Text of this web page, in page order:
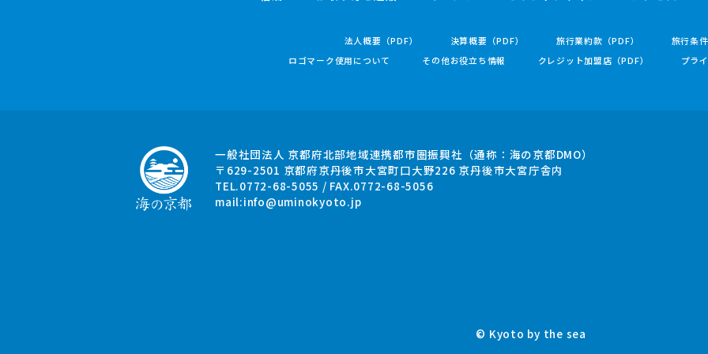
法人概要（PDF） 決算概要（PDF） 旅行業約款（PDF）
旅行条
ロゴマーク使用について
その他お役立ち情報 クレジット加盟店（PDF） プラ
一般社団法人 京都府北部地域連携都市圏振興社 （通称：海の京都DMO）
〒629-2501 京都府京丹後市大宮町口大野226 京丹後市大宮庁舎内
TEL.0772-68-5055 / FAX.0772-68-5056
mail:info@uminokyoto.jp
© Kyoto by the sea